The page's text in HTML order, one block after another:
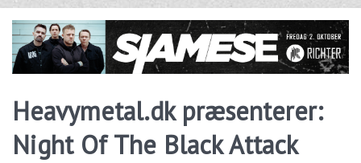
Heavymetal.dk præsenterer:
Night Of The Black Attack